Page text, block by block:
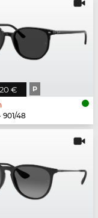
€ P
901/48